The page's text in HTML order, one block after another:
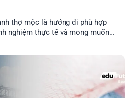
thợ mộc là hướng đi phù hợp
nghiệm thực tế và mong muốn